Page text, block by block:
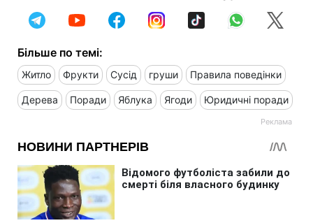
Більше по темі:
Житло Фрукти Сусід груши Правила поведінки
Дерева Поради Яблука Ягоди Юридичні поради